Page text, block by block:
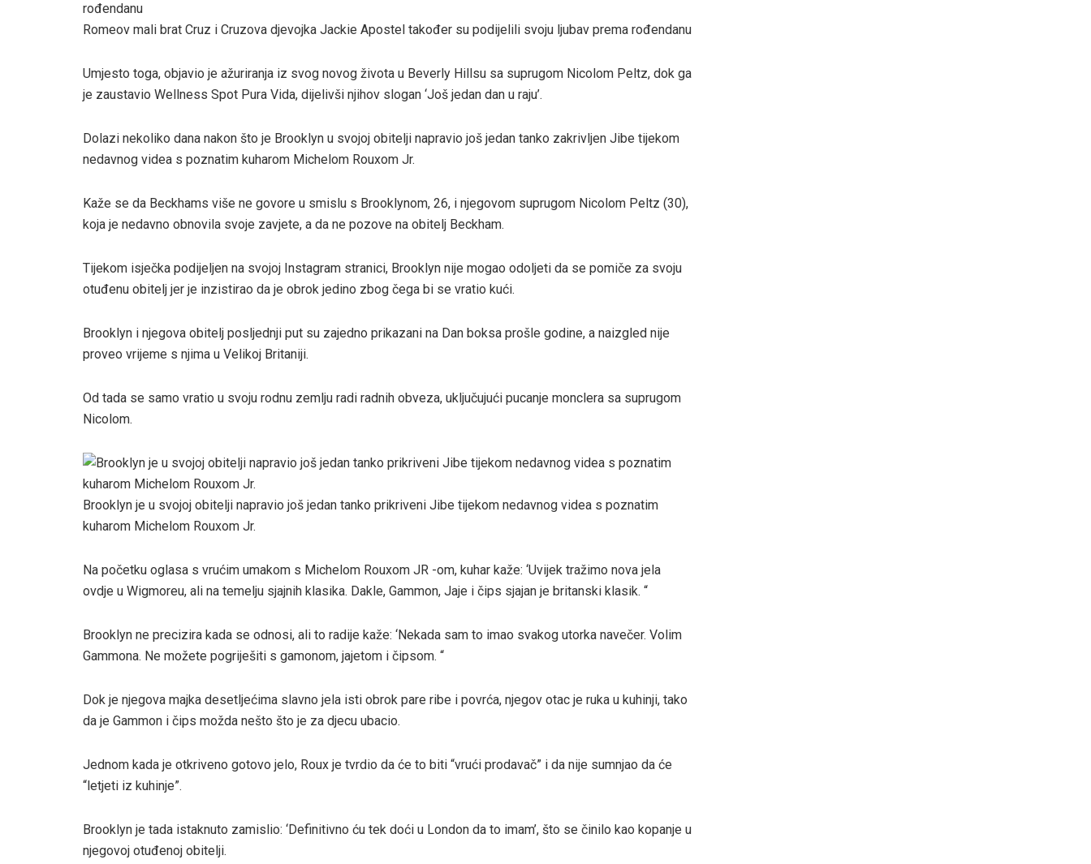
Romeov mali brat Cruz i Cruzova djevojka Jackie Apostel također su podijelili svoju ljubav prema rođendanu
Umjesto toga, objavio je ažuriranja iz svog novog života u Beverly Hillsu sa suprugom Nicolom Peltz, dok ga
je zaustavio Wellness Spot Pura Vida, dijelivši njihov slogan ‘Još jedan dan u raju’.
Dolazi nekoliko dana nakon što je Brooklyn u svojoj obitelji napravio još jedan tanko zakrivljen Jibe tijekom
nedavnog videa s poznatim kuharom Michelom Rouxom Jr.
Kaže se da Beckhams više ne govore u smislu s Brooklynom, 26, i njegovom suprugom Nicolom Peltz (30),
koja je nedavno obnovila svoje zavjete, a da ne pozove na obitelj Beckham.
Tijekom isječka podijeljen na svojoj Instagram stranici, Brooklyn nije mogao odoljeti da se pomiče za svoju
otuđenu obitelj jer je inzistirao da je obrok jedino zbog čega bi se vratio kući.
Brooklyn i njegova obitelj posljednji put su zajedno prikazani na Dan boksa prošle godine, a naizgled nije
proveo vrijeme s njima u Velikoj Britaniji.
Od tada se samo vratio u svoju rodnu zemlju radi radnih obveza, uključujući pucanje monclera sa suprugom
Nicolom.
Brooklyn je u svojoj obitelji napravio još jedan tanko prikriveni Jibe tijekom nedavnog videa s poznatim
kuharom Michelom Rouxom Jr.
Na početku oglasa s vrućim umakom s Michelom Rouxom JR -om, kuhar kaže: ‘Uvijek tražimo nova jela
ovdje u Wigmoreu, ali na temelju sjajnih klasika. Dakle, Gammon, Jaje i čips sjajan je britanski klasik. “
Brooklyn ne precizira kada se odnosi, ali to radije kaže: ‘Nekada sam to imao svakog utorka navečer. Volim
Gammona. Ne možete pogriješiti s gamonom, jajetom i čipsom. “
Dok je njegova majka desetljećima slavno jela isti obrok pare ribe i povrća, njegov otac je ruka u kuhinji, tako
da je Gammon i čips možda nešto što je za djecu ubacio.
Jednom kada je otkriveno gotovo jelo, Roux je tvrdio da će to biti “vrući prodavač” i da nije sumnjao da će
“letjeti iz kuhinje”.
Brooklyn je tada istaknuto zamislio: ‘Definitivno ću tek doći u London da to imam’, što se činilo kao kopanje u
njegovoj otuđenoj obitelji.